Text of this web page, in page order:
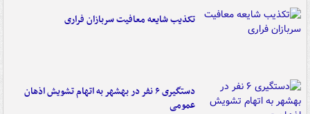
تکذیب شایعه معافیت سربازان فراری
دستگیری ۶ نفر در بهشهر به اتهام تشویش اذهان
عمومی